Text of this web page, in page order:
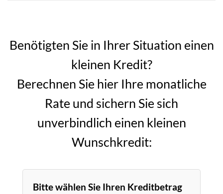
Benötigten Sie in Ihrer Situation einen
kleinen Kredit?
Berechnen Sie hier Ihre monatliche
Rate und sichern Sie sich
unverbindlich einen kleinen
Wunschkredit:
Bitte wählen Sie Ihren Kreditbetrag